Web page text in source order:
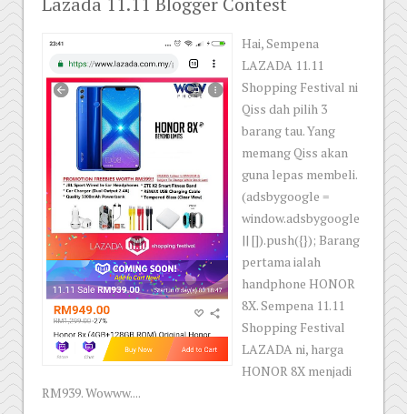
Hai, Sempena
LAZADA 11.11
Shopping Festival ni
Qiss dah pilih 3
barang tau. Yang
memang Qiss akan
guna lepas membeli.
(adsbygoogle =
window.adsbygoogle
|| []).push({}); Barang
pertama ialah
handphone HONOR
8X. Sempena 11.11
Shopping Festival
LAZADA ni, harga
HONOR 8X menjadi
RM939. Wowww....